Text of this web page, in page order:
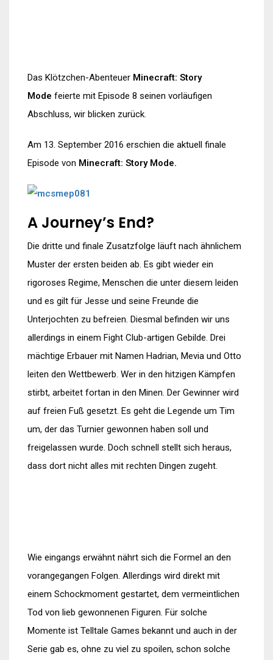
Das Klötzchen-Abenteuer Minecraft: Story
Mode feierte mit Episode 8 seinen vorläufigen
Abschluss, wir blicken zurück.
Am 13. September 2016 erschien die aktuell finale
Episode von Minecraft: Story Mode.
A Journey’s End?
Die dritte und finale Zusatzfolge läuft nach ähnlichem
Muster der ersten beiden ab. Es gibt wieder ein
rigoroses Regime, Menschen die unter diesem leiden
und es gilt für Jesse und seine Freunde die
Unterjochten zu befreien. Diesmal befinden wir uns
allerdings in einem Fight Club-artigen Gebilde. Drei
mächtige Erbauer mit Namen Hadrian, Mevia und Otto
leiten den Wettbewerb. Wer in den hitzigen Kämpfen
stirbt, arbeitet fortan in den Minen. Der Gewinner wird
auf freien Fuß gesetzt. Es geht die Legende um Tim
um, der das Turnier gewonnen haben soll und
freigelassen wurde. Doch schnell stellt sich heraus,
dass dort nicht alles mit rechten Dingen zugeht.
Wie eingangs erwähnt nährt sich die Formel an den
vorangegangen Folgen. Allerdings wird direkt mit
einem Schockmoment gestartet, dem vermeintlichen
Tod von lieb gewonnenen Figuren. Für solche
Momente ist Telltale Games bekannt und auch in der
Serie gab es, ohne zu viel zu spoilen, schon solche